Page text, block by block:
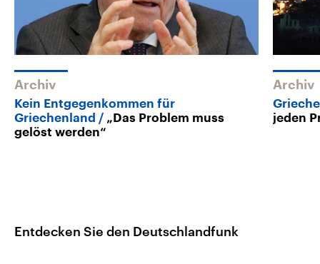
Archiv
Kein Entgegenkommen für
Griechenland
„Das Problem muss
gelöst werden“
Archiv
jeden
Entdecken Sie den Deutschlandfunk